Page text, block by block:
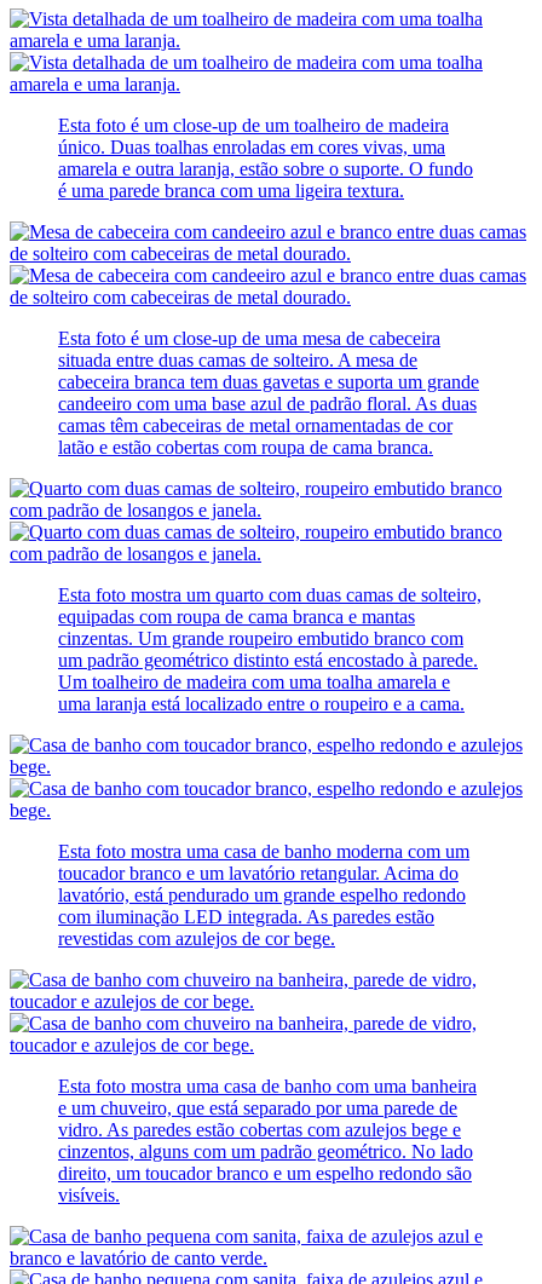
Esta foto é um close-up de um toalheiro de madeira
único. Duas toalhas enroladas em cores vivas, uma
amarela e outra laranja, estão sobre o suporte. O fundo
é uma parede branca com uma ligeira textura.
Esta foto é um close-up de uma mesa de cabeceira
situada entre duas camas de solteiro. A mesa de
cabeceira branca tem duas gavetas e suporta um grande
candeeiro com uma base azul de padrão floral. As duas
camas têm cabeceiras de metal ornamentadas de cor
latão e estão cobertas com roupa de cama branca.
Esta foto mostra um quarto com duas camas de solteiro,
equipadas com roupa de cama branca e mantas
cinzentas. Um grande roupeiro embutido branco com
um padrão geométrico distinto está encostado à parede.
Um toalheiro de madeira com uma toalha amarela e
uma laranja está localizado entre o roupeiro e a cama.
Esta foto mostra uma casa de banho moderna com um
toucador branco e um lavatório retangular. Acima do
lavatório, está pendurado um grande espelho redondo
com iluminação LED integrada. As paredes estão
revestidas com azulejos de cor bege.
Esta foto mostra uma casa de banho com uma banheira
e um chuveiro, que está separado por uma parede de
vidro. As paredes estão cobertas com azulejos bege e
cinzentos, alguns com um padrão geométrico. No lado
direito, um toucador branco e um espelho redondo são
visíveis.